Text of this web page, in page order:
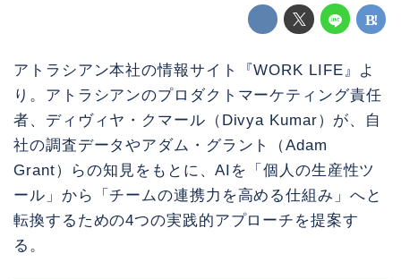
アトラシアン本社の情報サイト『WORK LIFE』よ
り。アトラシアンのプロダクトマーケティング責任
者、ディヴィヤ・クマール（Divya Kumar）が、自
社の調査データやアダム・グラント（Adam
Grant）らの知見をもとに、AIを「個人の生産性ツ
ール」から「チームの連携力を高める仕組み」へと
転換するための4つの実践的アプローチを提案す
る。